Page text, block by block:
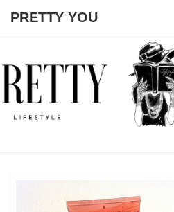
PRETTY YOU